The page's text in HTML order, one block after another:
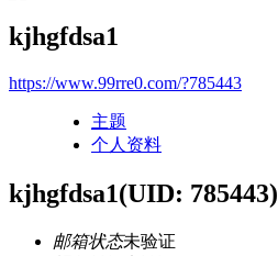
kjhgfdsa1
https://www.99rre0.com/?785443
主题
个人资料
kjhgfdsa1(UID: 785443)
邮箱状态未验证